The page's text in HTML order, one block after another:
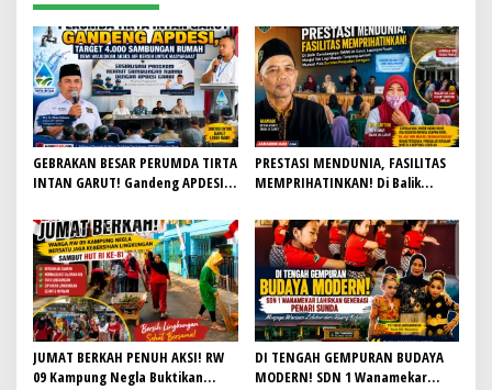
GEBRAKAN BESAR PERUMDA TIRTA
INTAN GARUT! Gandeng APDESI,
Demi Wujudkan Akses Air Bersih
untuk Masyarakat
PRESTASI MENDUNIA, FASILITAS
MEMPRIHATINKAN! Di Balik
Lapangan Hoki Rusak, Masjid Tak
Lagi Mampu Tampung Jamaah,
Penjualan Seragam Ikut Jadi
Sorotan
JUMAT BERKAH PENUH AKSI! RW
09 Kampung Negla Buktikan
DI TENGAH GEMPURAN BUDAYA
MODERN! SDN 1 Wanamekar